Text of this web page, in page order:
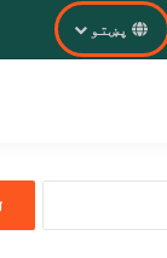
پښتو